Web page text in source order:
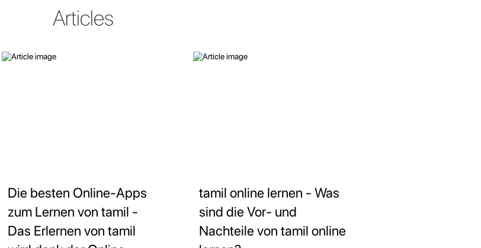
Articles
Die besten Online-Apps
zum Lernen von tamil -
Das Erlernen von tamil
tamil online lernen - Was
sind die Vor- und
Nachteile von tamil online